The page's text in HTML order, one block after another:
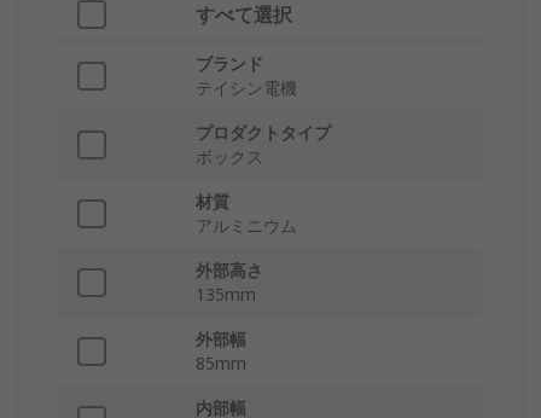
すべて選択
ブランド
テイシン電機
プロダクトタイプ
ボックス
材質
アルミニウム
外部高さ
135mm
外部幅
85mm
内部幅